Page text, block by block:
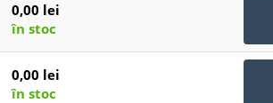
0,00 lei
în stoc
0,00 lei
în stoc